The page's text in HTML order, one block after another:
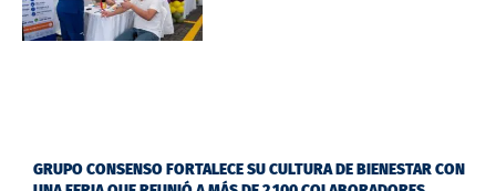
GRUPO CONSENSO FORTALECE SU CULTURA DE BIENESTAR CON